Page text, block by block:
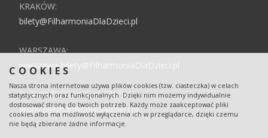
COOKIES
Nasza strona internetowa używa plików cookies (tzw. ciasteczka) w celach
statystycznych oraz funkcjonalnych. Dzięki nim możemy indywidualnie
dostosować stronę do twoich potrzeb. Każdy może zaakceptować pliki
cookies albo ma możliwość wyłączenia ich w przeglądarce, dzięki czemu
nie będą zbierane żadne informacje.
KRAKÓW:
bilety@FilharmoniaDlaDzieci.pl
WARSZAWA:
warszawa-bilety@FilharmoniaDlaDzieci.pl
DLA PRZEDSZKOLI I SZKÓŁ:
grupy2@filharmoniadladzieci.pl